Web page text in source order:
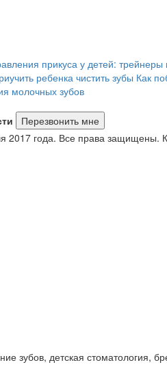
прикуса у детей: трейнеры
ребенка чистить зубы Как
молочных зубов
года. Все права защищены.
детская стоматология,